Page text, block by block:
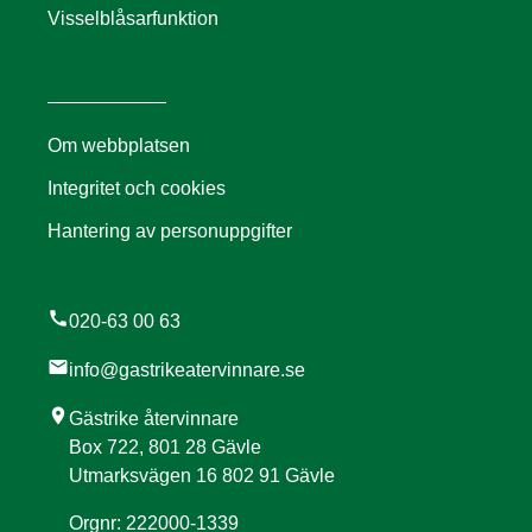
Föranmäl privat besök i företagsbil
Visselblåsarfunktion
Om webbplatsen
Integritet och cookies
Hantering av personuppgifter
call020-63 00 63
mailinfo@gastrikeatervinnare.se
location_onGästrike återvinnare
Box 722, 801 28 Gävle
Utmarksvägen 16 802 91 Gävle
Orgnr: 222000-1339